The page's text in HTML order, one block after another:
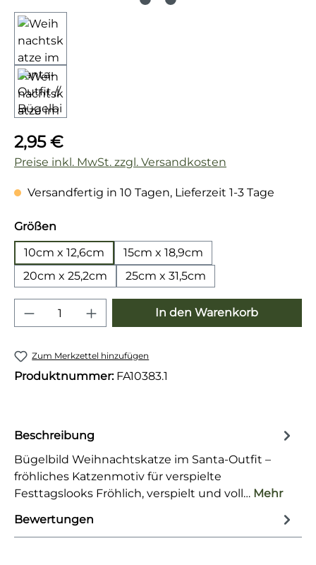
Regulärer Preis:
2,95 €
Preise inkl. MwSt. zzgl. Versandkosten
Versandfertig in 10 Tagen, Lieferzeit 1-3 Tage
Größen
10cm x 12,6cm
15cm x 18,9cm
20cm x 25,2cm
25cm x 31,5cm
Produkt Anzahl: Gib den
In den Warenkorb
Zum Merkzettel hinzufügen
Produktnummer: FA10383.1
Beschreibung
Bügelbild Weihnachtskatze im Santa-Outfit –
fröhliches Katzenmotiv für verspielte
Festtagslooks Fröhlich, verspielt und voll… Mehr
Bewertungen